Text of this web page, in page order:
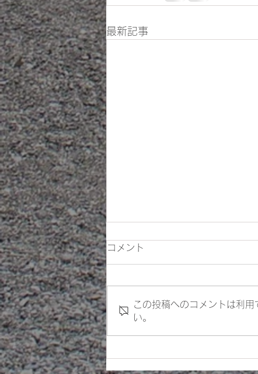
最新記事
第３１回 人形供養祭
コメント
この投稿へのコメントは利
い。